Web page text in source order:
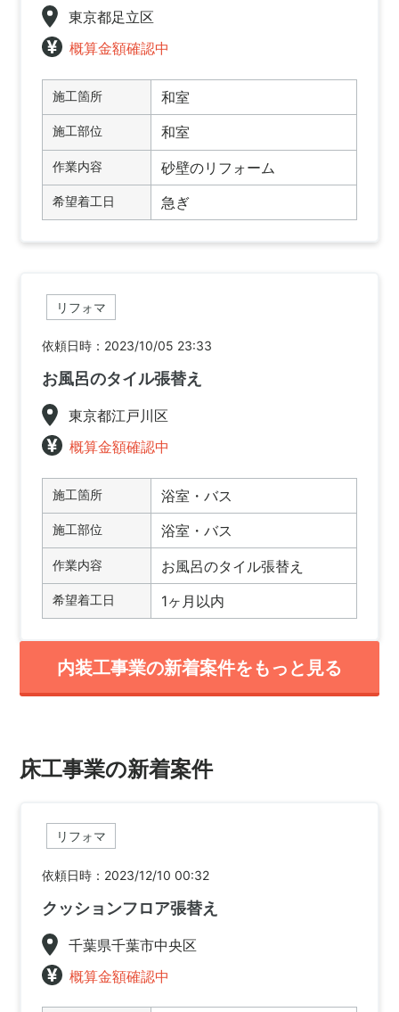
東京都足立区
概算金額確認中
施工箇所 和室
施工部位 和室
作業内容 砂壁のリフォーム
希望着工日 急ぎ
リフォマ
依頼日時：2023/10/05 23:33
お風呂のタイル張替え
東京都江戸川区
概算金額確認中
施工箇所 浴室・バス
施工部位 浴室・バス
作業内容 お風呂のタイル張替え
希望着工日 1ヶ月以内
内装工事業の新着案件をもっと見る
床工事業の新着案件
リフォマ
依頼日時：2023/12/10 00:32
クッションフロア張替え
千葉県千葉市中央区
概算金額確認中